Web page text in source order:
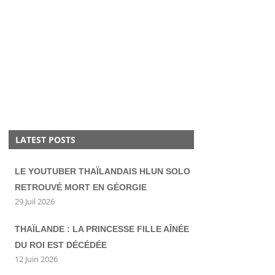
LATEST POSTS
LE YOUTUBER THAÏLANDAIS HLUN SOLO
RETROUVÉ MORT EN GÉORGIE
29 Juil 2026
THAÏLANDE : LA PRINCESSE FILLE AÎNÉE
DU ROI EST DÉCÉDÉE
12 Juin 2026